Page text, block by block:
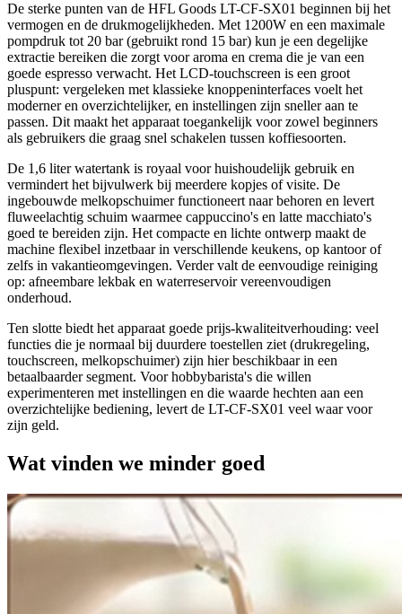
De sterke punten van de HFL Goods LT-CF-SX01 beginnen bij het
vermogen en de drukmogelijkheden. Met 1200W en een maximale
pompdruk tot 20 bar (gebruikt rond 15 bar) kun je een degelijke
extractie bereiken die zorgt voor aroma en crema die je van een
goede espresso verwacht. Het LCD-touchscreen is een groot
pluspunt: vergeleken met klassieke knoppeninterfaces voelt het
moderner en overzichtelijker, en instellingen zijn sneller aan te
passen. Dit maakt het apparaat toegankelijk voor zowel beginners
als gebruikers die graag snel schakelen tussen koffiesoorten.
De 1,6 liter watertank is royaal voor huishoudelijk gebruik en
vermindert het bijvulwerk bij meerdere kopjes of visite. De
ingebouwde melkopschuimer functioneert naar behoren en levert
fluweelachtig schuim waarmee cappuccino's en latte macchiato's
goed te bereiden zijn. Het compacte en lichte ontwerp maakt de
machine flexibel inzetbaar in verschillende keukens, op kantoor of
zelfs in vakantieomgevingen. Verder valt de eenvoudige reiniging
op: afneembare lekbak en waterreservoir vereenvoudigen
onderhoud.
Ten slotte biedt het apparaat goede prijs-kwaliteitverhouding: veel
functies die je normaal bij duurdere toestellen ziet (drukregeling,
touchscreen, melkopschuimer) zijn hier beschikbaar in een
betaalbaarder segment. Voor hobbybarista's die willen
experimenteren met instellingen en die waarde hechten aan een
overzichtelijke bediening, levert de LT-CF-SX01 veel waar voor
zijn geld.
Wat vinden we minder goed